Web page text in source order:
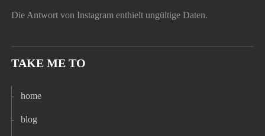
Die Antwort von Instagram enthielt ungültige Daten.
TAKE ME TO
home
blog